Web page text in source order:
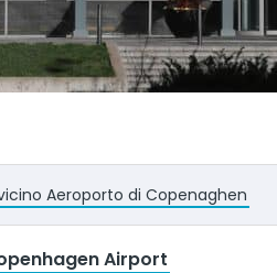
Aeroporto di Copenaghen
Airport